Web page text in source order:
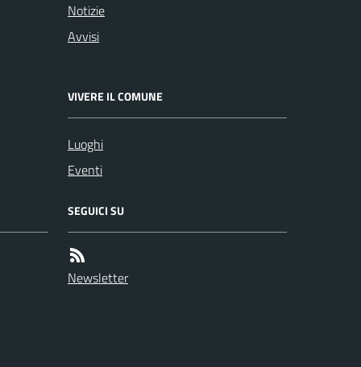
Notizie
Avvisi
VIVERE IL COMUNE
Luoghi
Eventi
SEGUICI SU
Newsletter